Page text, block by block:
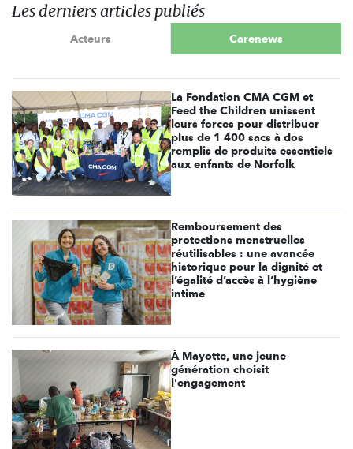
Les derniers articles publiés
Acteurs Carenews
La Fondation CMA CGM et
Feed the Children unissent
leurs forces pour distribuer
plus de 1 400 sacs à dos
remplis de produits essentiels
aux enfants de Norfolk
Remboursement des
protections menstruelles
réutilisables : une avancée
historique pour la dignité et
l’égalité d’accès à l’hygiène
intime
À Mayotte, une jeune
génération choisit
l'engagement